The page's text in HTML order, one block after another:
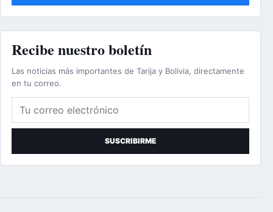
Recibe nuestro boletín
Las noticias más importantes de Tarija y Bolivia, directamente
en tu correo.
Correo electrónico
SUSCRIBIRME